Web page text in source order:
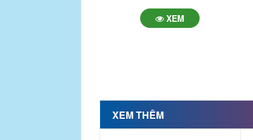
XEM
XEM THÊM